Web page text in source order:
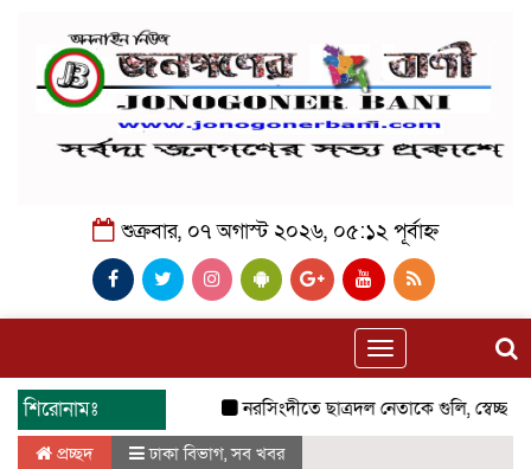
শুক্রবার, ০৭ অগাস্ট ২০২৬, ০৫:১২ পূর্বাহ্ন
Toggle
navigation
শিরোনামঃ নরসিংদীতে ছাত্রদল নেতাকে গুলি,
প্রচ্ছদ ঢাকা বিভাগ,সব খবর